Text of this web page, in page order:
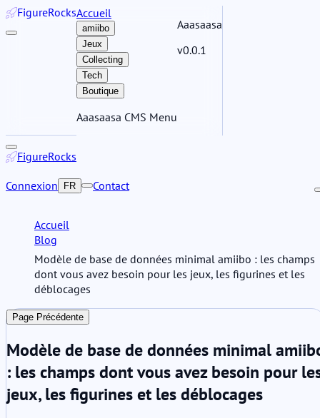
FigureRocksAccueil
amiibo
Jeux
Collecting
Tech
Boutique
Aaasaasa CMS Menu
Aaasaasa
v0.0.1
FigureRocks
Connexion FR Contact
Accueil
Blog
Modèle de base de données minimal amiibo : les champs
dont vous avez besoin pour les jeux, les figurines et les
déblocages
Page Précédente
Modèle de base de données minimal
: les champs dont vous avez besoin pour
jeux, les figurines et les déblocages